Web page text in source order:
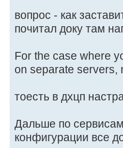
вопрос - как
почитал доку там
For the case where
on separate servers,
тоесть в дхцп
Дальше по
конфигурации все